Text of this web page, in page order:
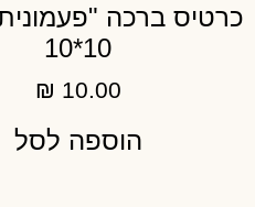
כרטיס ברכה
10*10
₪ 10.00
הוספה לסל